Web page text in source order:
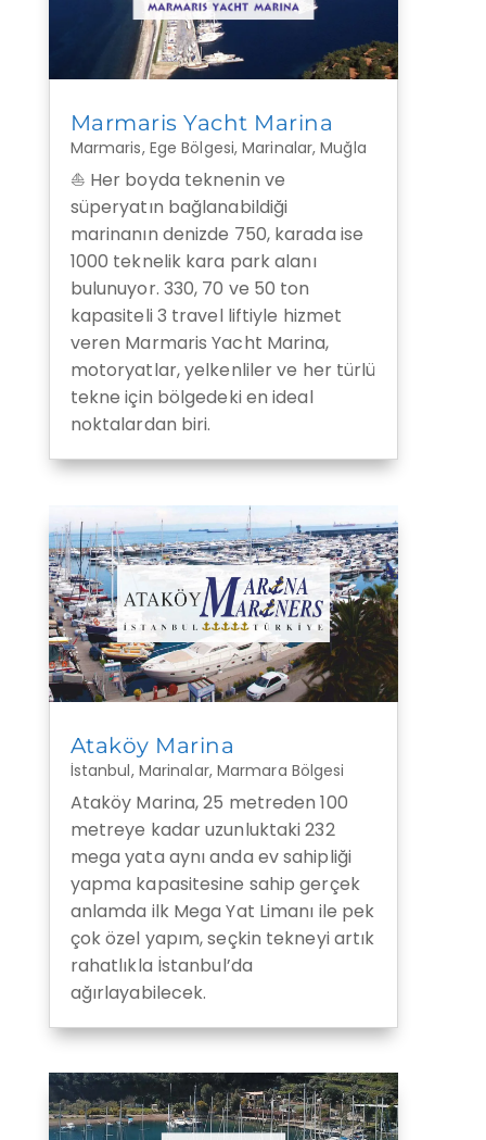
Marmaris Yacht Marina
Marmaris, Ege Bölgesi,Marinalar,Muğla
⛵ Her boyda teknenin ve
süperyatın bağlanabildiği
marinanın denizde 750, karada ise
1000 teknelik kara park alanı
bulunuyor. 330, 70 ve 50 ton
kapasiteli 3 travel liftiyle hizmet
veren Marmaris Yacht Marina,
motoryatlar, yelkenliler ve her türlü
tekne için bölgedeki en ideal
noktalardan biri.
Ataköy Marina
İstanbul, Marinalar, Marmara Bölgesi
Ataköy Marina, 25 metreden 100
metreye kadar uzunluktaki 232
mega yata aynı anda ev sahipliği
yapma kapasitesine sahip gerçek
anlamda ilk Mega Yat Limanı ile pek
çok özel yapım, seçkin tekneyi artık
rahatlıkla İstanbul’da
ağırlayabilecek.